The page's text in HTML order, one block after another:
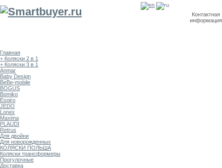
Контактная
информация
Главная
+ Коляски 2 в 1
+ Коляски 3 в 1
Anmar
Baby Design
BeBe-mobile
BOGUS
Bomiko
Espiro
JEDO
Lonex
Maxima
PLAUDI
Retrus
Для двойни
Для новорожденных
КОЛЯСКИ ПОЛЬША
Коляски трансформеры
Прогулочные
Доставка